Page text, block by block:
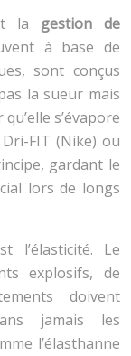
la gestion de
à base de
sont conçus
la sueur mais
s’évapore
FIT (Nike) ou
gardant le
lors de longs
l’élasticité. Le
explosifs, de
doivent
jamais les
l’élasthanne